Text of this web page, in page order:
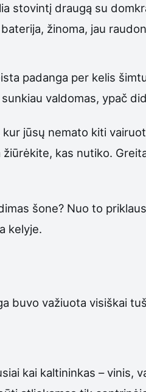
stovintį draugą su
žinoma, jau
padanga per kelis
valdomas, ypač
jūsų nemato kiti
kas nutiko.
šone? Nuo to
kelyje.
buvo važiuota visiškai
kai kaltininkas – vinis,